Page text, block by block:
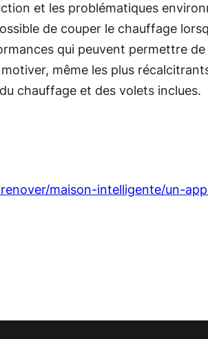
et les problématiques
de couper le chauffage
qui peuvent permettre
même les plus
chauffage et des volets inclues.
maison-intelligente/un-